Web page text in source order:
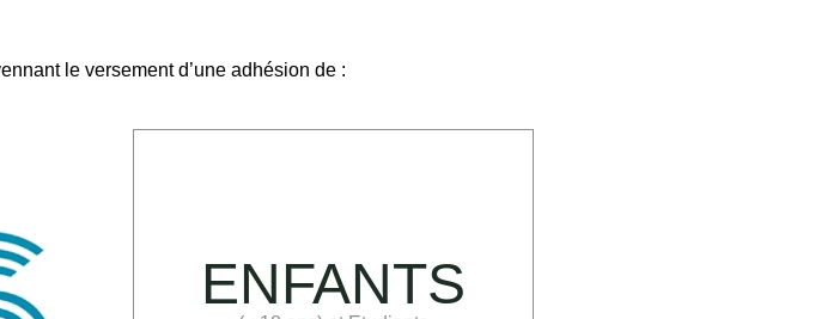
le versement d’une adhésion de :
ENFANTS